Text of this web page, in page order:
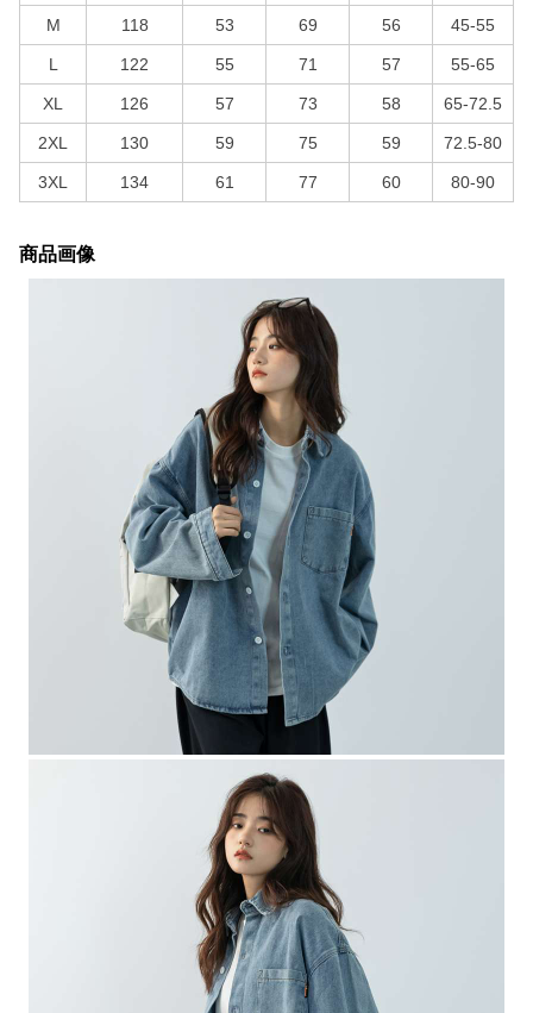
M 118 53 69 56 45-55
L 122 55 71 57 55-65
XL 126 57 73 58 65-72.5
2XL 130 59 75 59 72.5-80
3XL 134 61 77 60 80-90
商品画像